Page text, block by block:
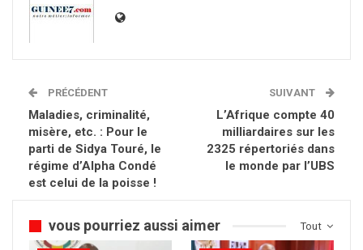
PRÉCÉDENT
Maladies, criminalité,
misère, etc. : Pour le
parti de Sidya Touré, le
régime d’Alpha Condé
est celui de la poisse !
SUIVANT
L’Afrique compte 40
milliardaires sur les
2325 répertoriés dans
le monde par l’UBS
Tout
vous pourriez aussi aimer